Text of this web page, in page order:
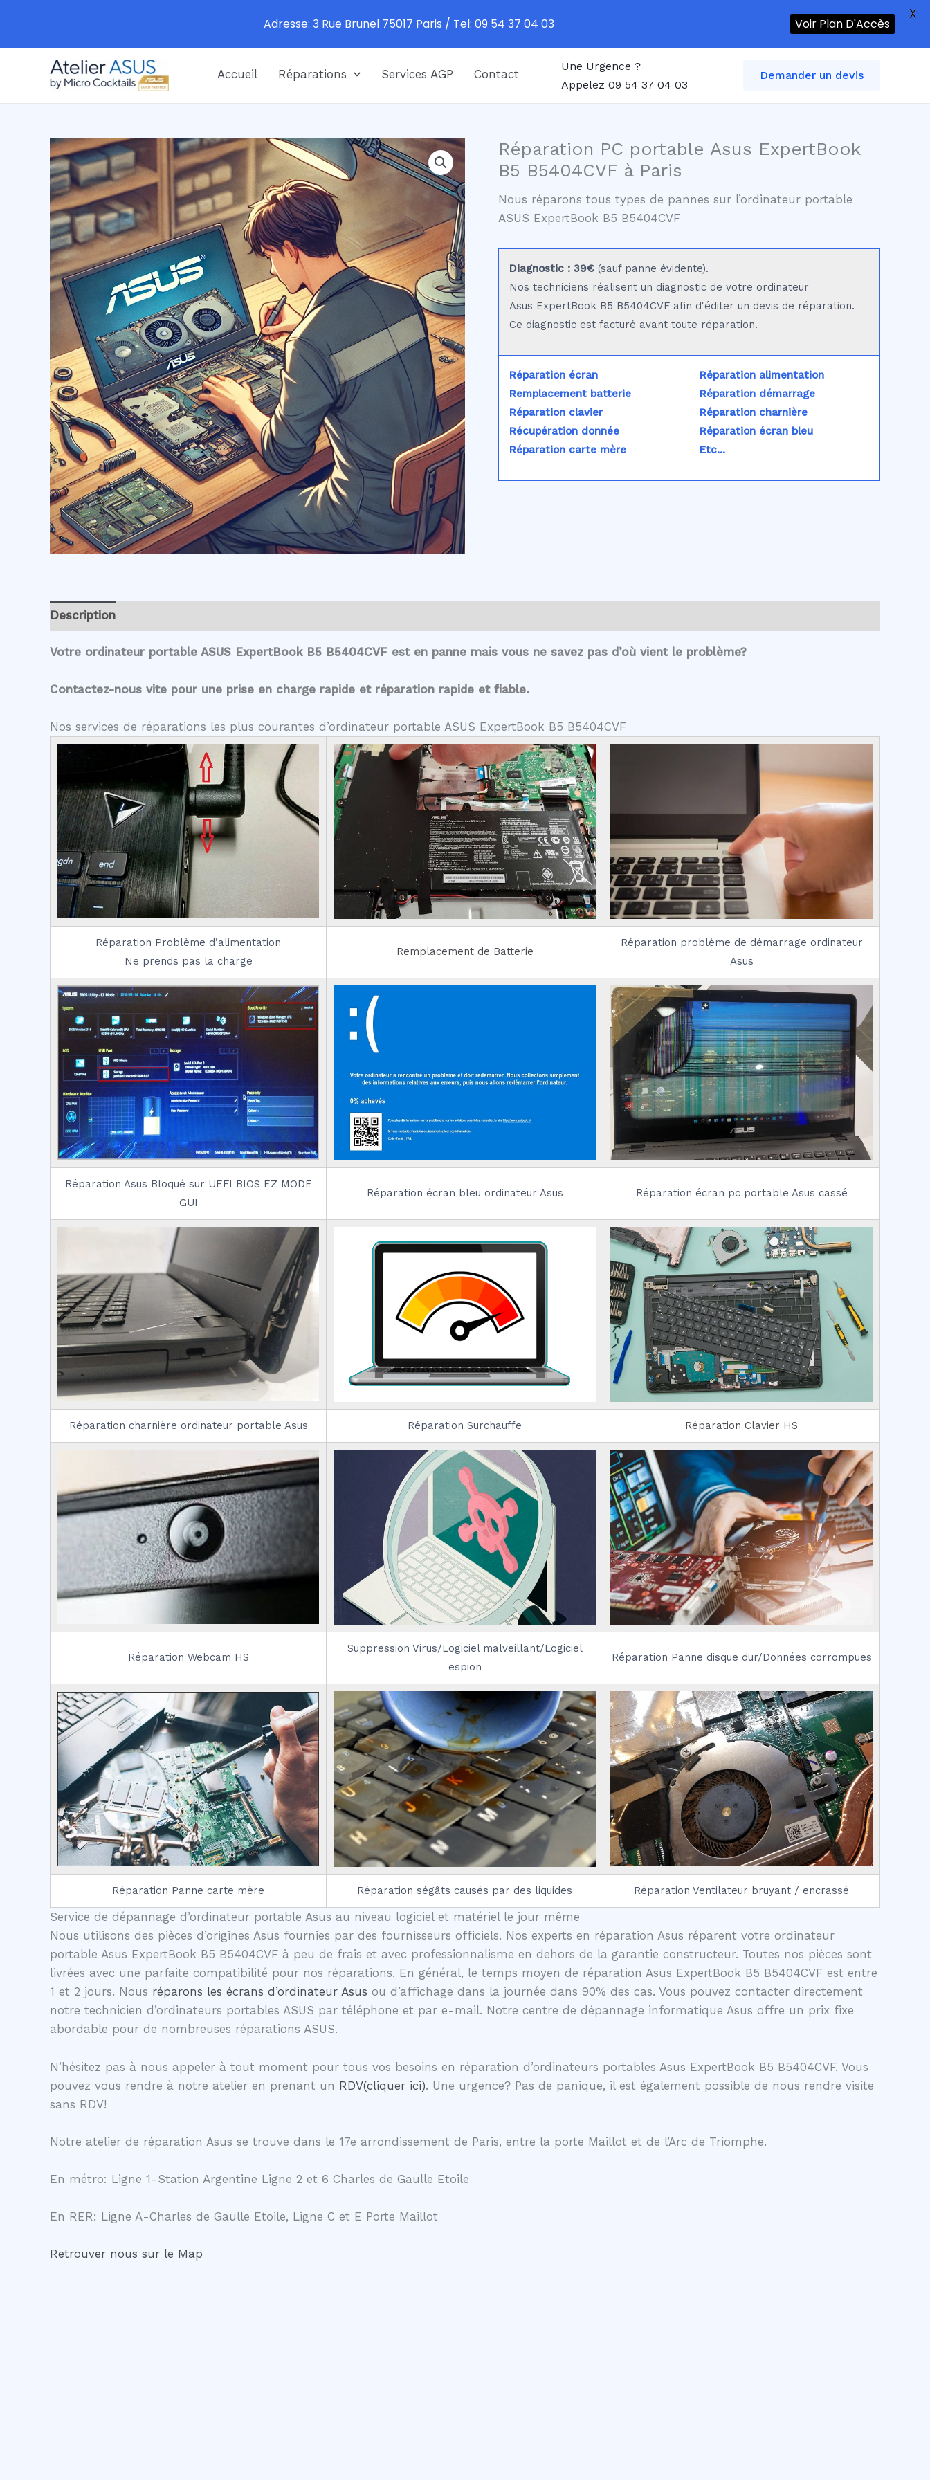
Accueil Réparations Services AGP Contact
Une Urgence ?
Appelez 09 54 37 04 03
Demander un devis
Réparation PC portable Asus ExpertBook
B5 B5404CVF à Paris
Nous réparons tous types de pannes sur l’ordinateur portable
ASUS ExpertBook B5 B5404CVF
Diagnostic : 39€ (sauf panne évidente).
Nos techniciens réalisent un diagnostic de votre ordinateur
Asus ExpertBook B5 B5404CVF afin d'éditer un devis de réparation.
Ce diagnostic est facturé avant toute réparation.
Réparation écran
Remplacement batterie
Réparation clavier
Récupération donnée
Réparation carte mère
Réparation alimentation
Réparation démarrage
Réparation charnière
Réparation écran bleu
Etc...
Description
Votre ordinateur portable ASUS ExpertBook B5 B5404CVF est en panne mais vous ne savez pas d’où vient le problème?
Contactez-nous vite pour une prise en charge rapide et réparation rapide et fiable.
Nos services de réparations les plus courantes d’ordinateur portable ASUS ExpertBook B5 B5404CVF
Réparation Problème d’alimentation
Ne prends pas la charge
Remplacement de Batterie
Réparation problème de démarrage ordinateur
Asus
Réparation Asus Bloqué sur UEFI BIOS EZ MODE
GUI
Réparation écran bleu ordinateur Asus Réparation écran pc portable Asus cassé
Réparation charnière ordinateur portable Asus Réparation Surchauffe Réparation Clavier HS
Réparation Webcam HS
Suppression Virus/Logiciel malveillant/Logiciel
espion
Réparation Panne disque dur/Données corrompues
Réparation Panne carte mère Réparation ségâts causés par des liquides Réparation Ventilateur bruyant / encrassé
Service de dépannage d’ordinateur portable Asus au niveau logiciel et matériel le jour même
Nous utilisons des pièces d’origines Asus fournies par des fournisseurs officiels. Nos experts en réparation Asus réparent votre ordinateur
portable Asus ExpertBook B5 B5404CVF à peu de frais et avec professionnalisme en dehors de la garantie constructeur. Toutes nos pièces sont
livrées avec une parfaite compatibilité pour nos réparations. En général, le temps moyen de réparation Asus ExpertBook B5 B5404CVF est entre
1 et 2 jours. Nous réparons les écrans d’ordinateur Asus ou d’affichage dans la journée dans 90% des cas. Vous pouvez contacter directement
notre technicien d’ordinateurs portables ASUS par téléphone et par e-mail. Notre centre de dépannage informatique Asus offre un prix fixe
abordable pour de nombreuses réparations ASUS.
N’hésitez pas à nous appeler à tout moment pour tous vos besoins en réparation d’ordinateurs portables Asus ExpertBook B5 B5404CVF. Vous
pouvez vous rendre à notre atelier en prenant un RDV(cliquer ici). Une urgence? Pas de panique, il est également possible de nous rendre visite
sans RDV!
Notre atelier de réparation Asus se trouve dans le 17e arrondissement de Paris, entre la porte Maillot et de l’Arc de Triomphe.
En métro: Ligne 1-Station Argentine Ligne 2 et 6 Charles de Gaulle Etoile
En RER: Ligne A-Charles de Gaulle Etoile, Ligne C et E Porte Maillot
Retrouver nous sur le Map
Adresse: 3 Rue Brunel 75017 Paris / Tel: 09 54 37 04 03 Voir Plan D'Accès
X